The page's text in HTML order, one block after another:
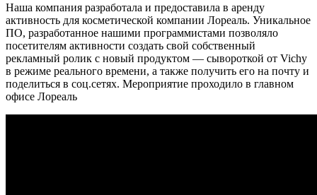
Наша компания разработала и предоставила в аренду
активность для косметической компании Лореаль. Уникальное
ПО, разработанное нашими программистами позволяло
посетителям активности создать свой собственный
рекламный ролик с новый продуктом — сывороткой от Vichy
в режиме реального времени, а также получить его на почту и
поделиться в соц.сетях. Мероприятие проходило в главном
офисе Лореаль